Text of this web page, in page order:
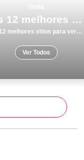
Os 12 melhores sitios para ver e visitar em Vila do Bispo
Os 12 melhores sitios para ver e visitar em Vila do Bispo
Ver Todos